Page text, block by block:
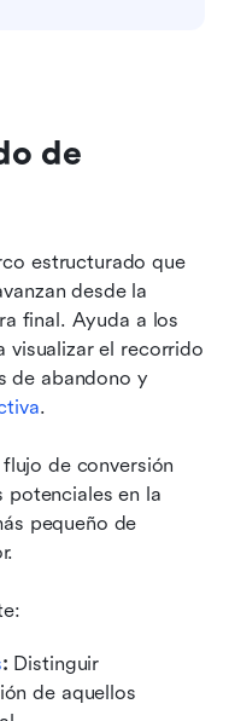
de
estructurado que
desde la
final. Ayuda a los
visualizar el recorrido
.
de conversión
potenciales en la
pequeño de
: Distinguir
de aquellos